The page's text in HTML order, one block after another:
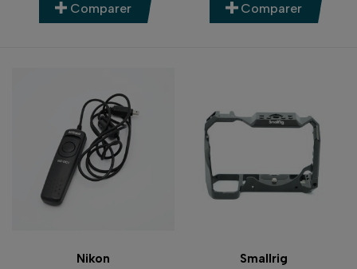
Comparer Comparer
Nikon Smallrig